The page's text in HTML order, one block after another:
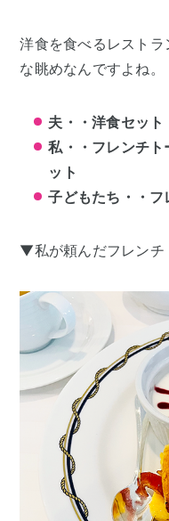
洋食を食べるレスト
な眺めなんですよね。
夫・・洋食セット
私・・フレンチ
ット
子どもたち・・
▼私が頼んだフレンチ